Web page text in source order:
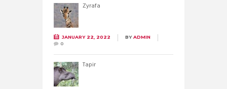
Żyrafa
JANUARY 22, 2022 BYADMIN
0
Tapir